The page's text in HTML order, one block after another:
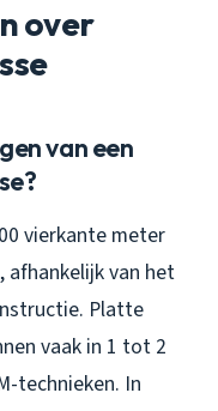
over
van een
vierkante meter
van het
Platte
vaak in 1 tot 2
technieken. In